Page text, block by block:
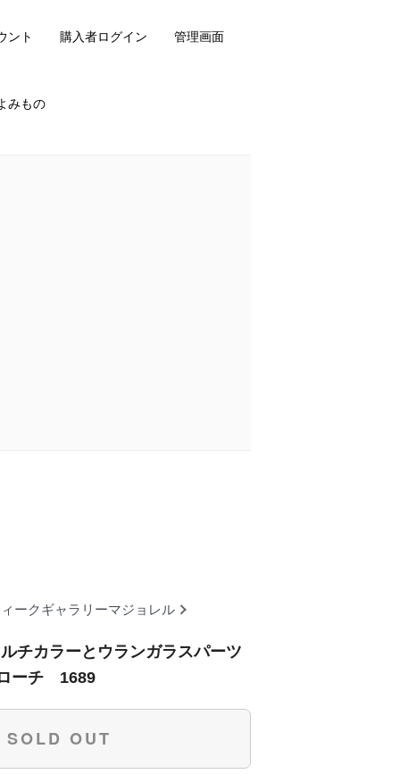
みもの
ント 購入者ログイン 管理画面
ークギャラリーマジョレル
チカラーとウランガラスパーツ
ーチ 1689
SOLD OUT